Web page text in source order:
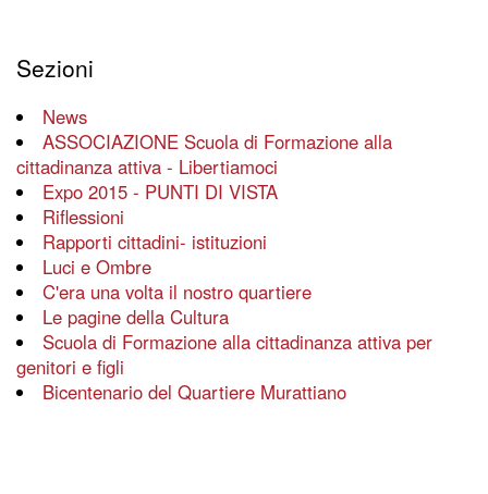
Sezioni
News
ASSOCIAZIONE Scuola di Formazione alla
cittadinanza attiva - Libertiamoci
Expo 2015 - PUNTI DI VISTA
Riflessioni
Rapporti cittadini- istituzioni
Luci e Ombre
C'era una volta il nostro quartiere
Le pagine della Cultura
Scuola di Formazione alla cittadinanza attiva per
genitori e figli
Bicentenario del Quartiere Murattiano